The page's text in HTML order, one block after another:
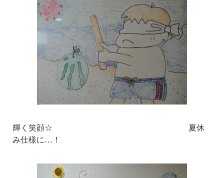
輝く笑顔☆ 夏休
み仕様に…！